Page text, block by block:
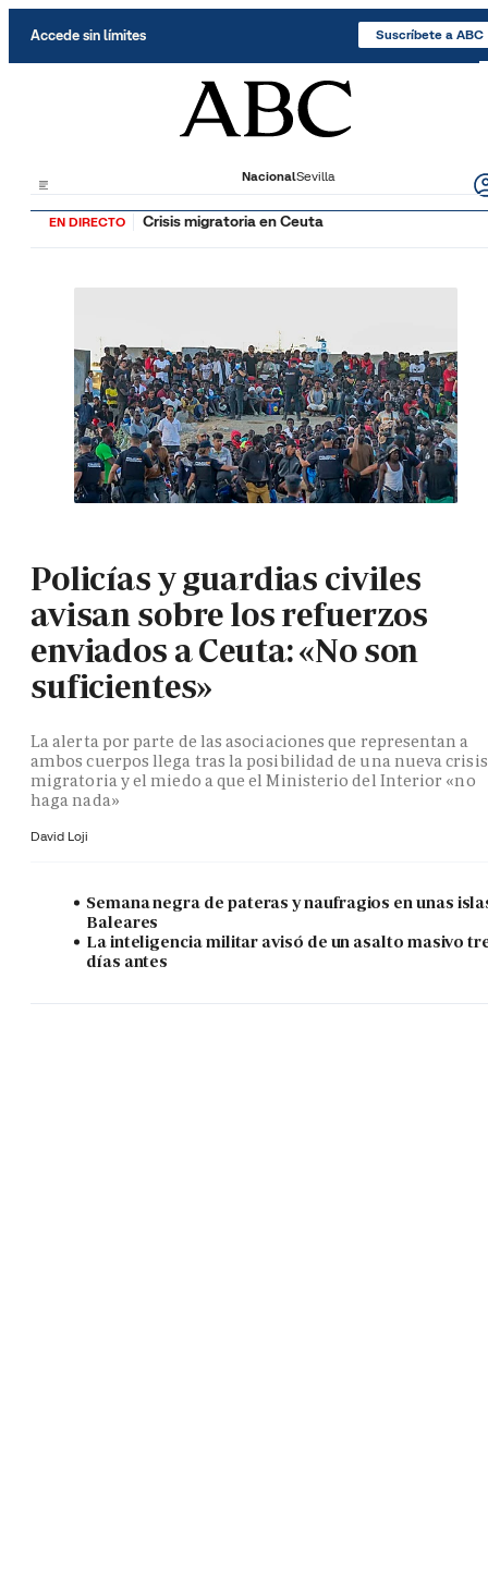
Accede sin límites Suscríbete a ABC
NacionalSevilla
EN DIRECTO Crisis migratoria en Ceuta
Policías y guardias civiles
avisan sobre los refuerzos
enviados a Ceuta: «No son
suficientes»
La alerta por parte de las asociaciones que representan a
ambos cuerpos llega tras la posibilidad de una nueva crisis
migratoria y el miedo a que el Ministerio del Interior «no
haga nada»
David Loji
Semana negra de pateras y naufragios en unas
Baleares
La inteligencia militar avisó de un asalto masivo
días antes